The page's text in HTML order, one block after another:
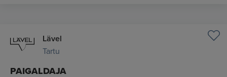
Lävel
Tartu
PAIGALDAJA